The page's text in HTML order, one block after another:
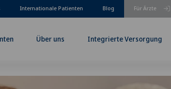
Für Ärzte
Internationale Patienten Blog
Über uns Integrierte Versorgung